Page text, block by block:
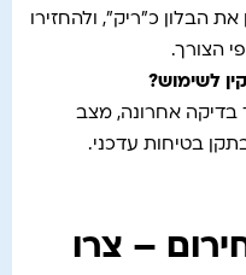
הבלון כ"ריק", ולהחזירו
הצורך.
לשימוש?
בדיקה אחרונה, מצב
בטיחות עדכני.
– צרו